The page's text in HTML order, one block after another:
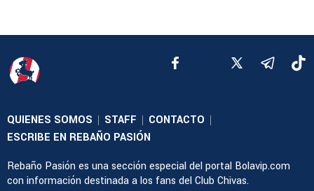
QUIENES SOMOS | STAFF | CONTACTO |
ESCRIBE EN REBAÑO PASIÓN
Rebaño Pasión es una sección especial del portal Bolavip.com
con información destinada a los fans del Club Chivas.